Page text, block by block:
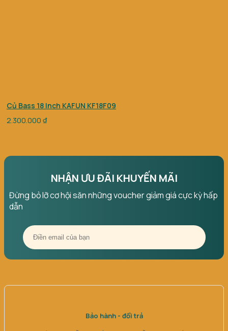
Củ Bass 18 Inch KAFUN KF18F09
2.300.000 ₫
NHẬN ƯU ĐÃI KHUYẾN MÃI
Đừng bỏ lỡ cơ hội săn những voucher giảm giá cực kỳ hấp
dẫn
Bảo hành - đổi trả